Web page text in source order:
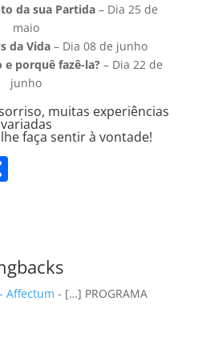
da sua Partida– Dia 25 de
maio
da Vida– Dia 08 de junho
e porquê fazê-la?– Dia 22 de
junho
muitas experiências
variadas
faça sentir à vontade!
S
Affectum - […] PROGRAMA